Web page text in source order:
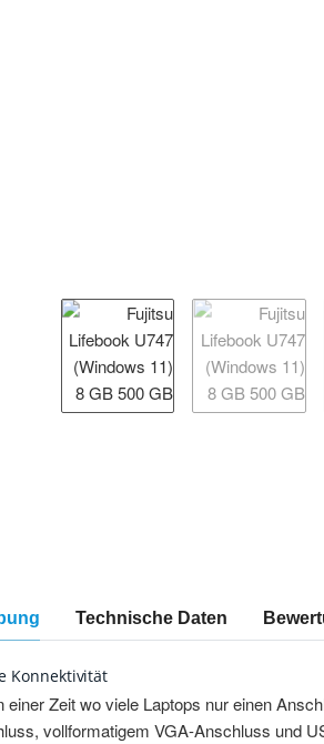
anzeigen
Technische Daten
Konnektivität
einer Zeit wo viele Laptops nur einen
vollformatigem VGA-Anschluss und